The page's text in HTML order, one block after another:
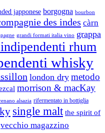
japponese borgogna bourbon
des indes càrn
grandi formati italia vino grappa
rhum
whisky
london dry metodo
morrison & macKay
alsazia rifermentato in bottiglia
single malt the spirit of
vecchio magazzino